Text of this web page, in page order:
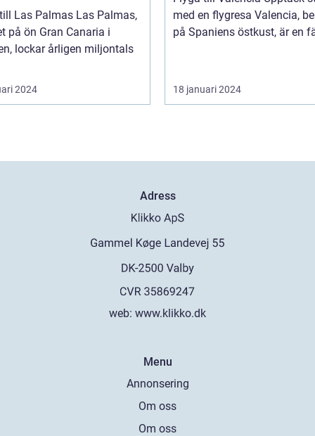
Palmas Las Palmas,
på ön Gran Canaria i
lockar årligen miljontals
2024
med en flygresa Valencia, beläget
på Spaniens östkust, är en
18 januari 2024
Adress
web: www.klikko.dk
Menu
Annonsering
Om oss
Om oss